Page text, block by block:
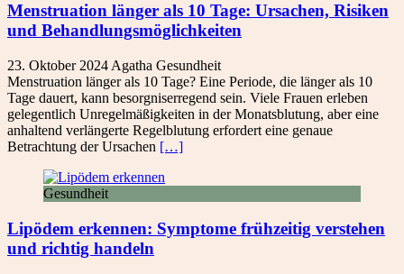
Menstruation länger als 10 Tage: Ursachen, Risiken
und Behandlungsmöglichkeiten
23. Oktober 2024 Agatha Gesundheit
Menstruation länger als 10 Tage? Eine Periode, die länger als 10
Tage dauert, kann besorgniserregend sein. Viele Frauen erleben
gelegentlich Unregelmäßigkeiten in der Monatsblutung, aber eine
anhaltend verlängerte Regelblutung erfordert eine genaue
Betrachtung der Ursachen […]
Gesundheit
Lipödem erkennen: Symptome frühzeitig verstehen
und richtig handeln